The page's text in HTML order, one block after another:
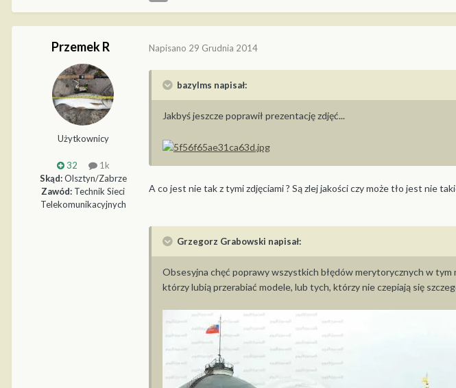
Przemek R
Użytkownicy
32
1k
Skąd:Olsztyn/Zabrze
Zawód: Technik Sieci
Telekomunikacyjnych
Napisano 29 Grudnia 2014
bazylms napisał:
Jakbyś jeszcze poprawił prezentację zdjęć...
A co jest nie tak z tymi zdjęciami ? Są zlej jakości czy może tło jest nie
Grzegorz Grabowski napisał:
Obsesyjna chęć poprawy wszystkich błędów merytorycznych w tym
którzy lubią przerabiać modele, lub tych, którzy nie czepiają się